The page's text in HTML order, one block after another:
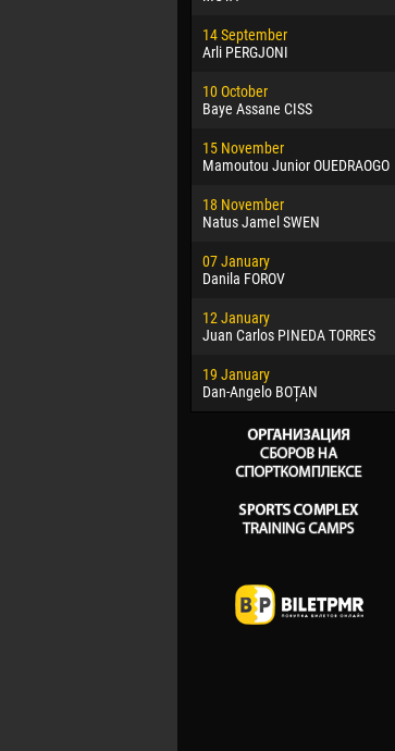
14 September
Arli PERGJONI
10 October
Baye Assane CISS
15 November
Mamoutou Junior OUEDRAOGO
18 November
Natus Jamel SWEN
07 January
Danila FOROV
12 January
Juan Carlos PINEDA TORRES
19 January
Dan-Angelo BOȚAN